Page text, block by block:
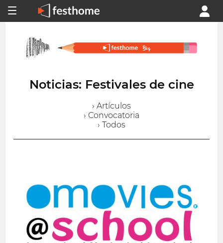
Noticias: Festivales de cine
› Artículos
› Convocatoria
› Todos